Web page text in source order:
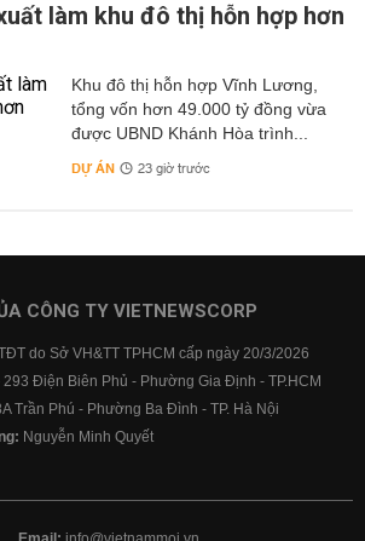
làm khu đô thị hỗn hợp hơn
Khu đô thị hỗn hợp Vĩnh Lương,
tổng vốn hơn 49.000 tỷ đồng vừa
được UBND Khánh Hòa trình...
DỰ ÁN 23 giờ trước
CÔNG TY VIETNEWSCORP
do Sở VH&TT TPHCM cấp ngày 20/3/2026
Điện Biên Phủ - Phường Gia Định - TP.HCM
Trần Phú - Phường Ba Đình - TP. Hà Nội
Nguyễn Minh Quyết